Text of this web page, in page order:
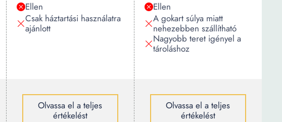
Ellen
Csak háztartási használatra
ajánlott
Olvassa el a teljes
értékelést
Ellen
A gokart súlya miatt
nehezebben szállítható
Nagyobb teret igényel a
tároláshoz
Olvassa el a teljes
értékelést